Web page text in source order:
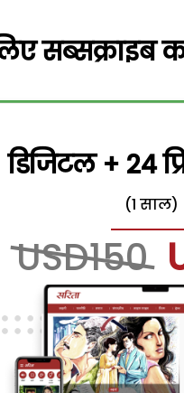
सब्सक्राइब
डिजिटल + 24
(1 साल)
USD150